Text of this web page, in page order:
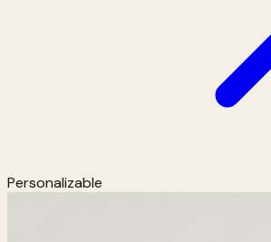
Personalizable